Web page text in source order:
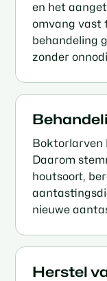
en het
omvang vast
behandeling
zonder
Boktorlarven
Daarom
houtsoort,
nieuwe
Herstel